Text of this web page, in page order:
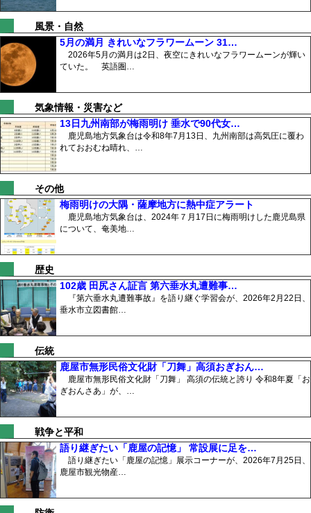
風景・自然
5月の満月 きれいなフラワームーン 31…
2026年5月の満月は2日、夜空にきれいなフラワームーンが輝い
ていた。 英語圏…
気象情報・災害など
13日九州南部が梅雨明け 垂水で90代女…
鹿児島地方気象台は令和8年7月13日、九州南部は高気圧に覆わ
れておおむね晴れ、…
その他
梅雨明けの大隅・薩摩地方に熱中症アラート
鹿児島地方気象台は、2024年７月17日に梅雨明けした鹿児島県
について、奄美地…
歴史
102歳 田尻さん証言 第六垂水丸遭難事…
『第六垂水丸遭難事故』を語り継ぐ学習会が、2026年2月22日、
垂水市立図書館…
伝統
鹿屋市無形民俗文化財「刀舞」高須おぎおん…
鹿屋市無形民俗文化財「刀舞」 高須の伝統と誇り 令和8年夏「お
ぎおんさあ」が、…
戦争と平和
語り継ぎたい「鹿屋の記憶」 常設展に足を…
語り継ぎたい「鹿屋の記憶」展示コーナーが、2026年7月25日、
鹿屋市観光物産…